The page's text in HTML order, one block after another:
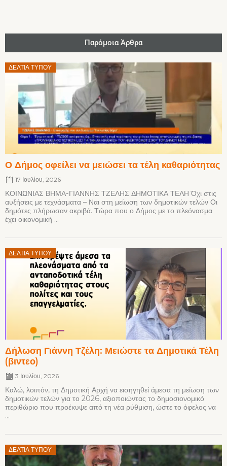
Παρόμοια Άρθρα
ΔΕΛΤΊΑ ΤΎΠΟΥ
Ο Δήμος οφείλει να μειώσει τα τέλη καθαριότητας
Posted
17 Ιουλίου, 2026
ΚΟΙΝΩΝΙΑΣ ΒΗΜΑ-ΓΙΑΝΝΗΣ ΤΖΕΛΗΣ ΔΗΜΟΤΙΚΑ ΤΕΛΗ Όχι στις
αυξήσεις με τεχνάσματα – Ναι στη μείωση των δημοτικών τελών Οι
δημότες πλήρωσαν ακριβά. Τώρα που ο Δήμος με το πλεόνασμα
έχει οικονομική ...
ΔΕΛΤΊΑ ΤΎΠΟΥ
Δήλωση Γιάννη Τζέλη: Μειώστε τα Δημοτικά Τέλη
(βιντεο)
Posted
3 Ιουλίου, 2026
Καλώ, λοιπόν, τη Δημοτική Αρχή να εισηγηθεί άμεσα τη μείωση των
δημοτικών τελών για το 2026, αξιοποιώντας το δημοσιονομικό
περιθώριο που προέκυψε από τη νέα ρύθμιση, ώστε το όφελος να
...
ΔΕΛΤΊΑ ΤΎΠΟΥ
Posted
on